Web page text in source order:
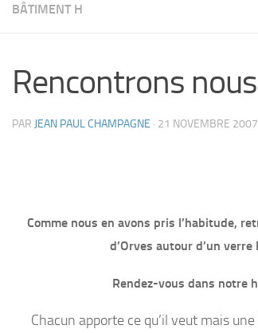
BÂTIMENT H
Rencontrons nous
PAR JEAN PAUL CHAMPAGNE · 21 NOVEMBRE 2007
Comme nous en avons pris l’habitude,
d’Orves autour d’un
Rendez-vous dans notre
Chacun apporte ce qu’il veut mais